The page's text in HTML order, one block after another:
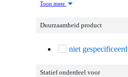
Toon meer
Duurzaamheid product
niet gespecificeerd
Statief onderdeel voor